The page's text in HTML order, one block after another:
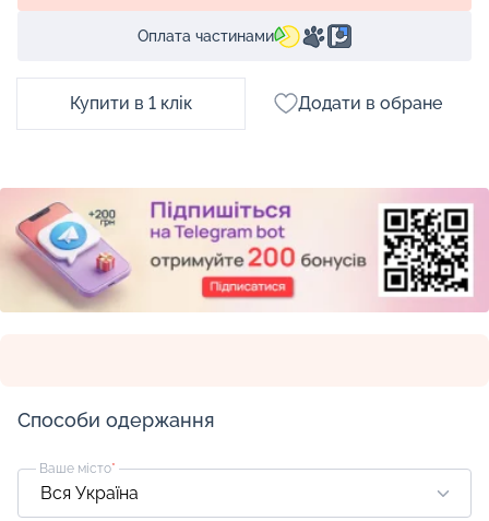
Оплата частинами
Купити в 1 клік Додати в обране
Способи одержання
Ваше місто*